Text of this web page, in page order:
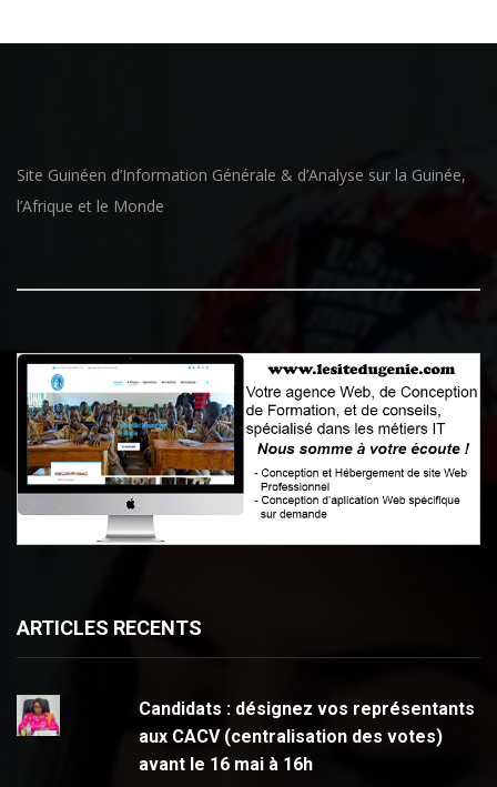
Site Guinéen d’Information Générale & d’Analyse sur la Guinée,
l’Afrique et le Monde
ARTICLES RECENTS
Candidats : désignez vos représentants
aux CACV (centralisation des votes)
avant le 16 mai à 16h